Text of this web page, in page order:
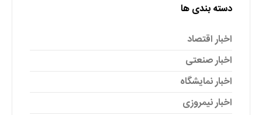
دسته بندی ها
اخبار اقتصاد
اخبار صنعتی
اخبار نمایشگاه
اخبار نیمروزی